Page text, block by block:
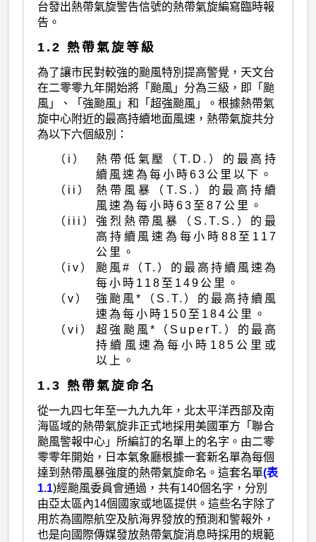
台發出熱帶氣旋警告信號的熱帶氣旋編寫臨時報
告。
1.2 熱帶氣旋等級
為了讓市民對較強的颱風特別提高警覺，天文台
在二零零九年開始將「颱風」分為三級，即「颱
風」、「強颱風」和「超強颱風」。根據熱帶氣
旋中心附近的最高持續地面風速，熱帶氣旋共分
為以下六個級別：
（i）
熱帶低氣壓（T.D.）的最高持
續風速為每小時63公里以下。
（ii）
熱帶風暴（T.S.）的最高持續
風速為每小時63至87公里。
（iii）強烈熱帶風暴（S.T.S.）的最
高持續風速為每小時88至117
公里。
（iv）
颱風#（T.）的最高持續風速為
每小時118至149公里。
（v）
強颱風*（S.T.）的最高持續風
速為每小時150至184公里。
（vi）
超強颱風*（SuperT.）的最高
持續風速為每小時185公里或
以上。
1.3 熱帶氣旋命名
從一九四七年至一九九九年，北太平洋西部及南
海區域的熱帶氣旋非正式地採用美國軍方「聯合
颱風警報中心」所編訂的名單上的名字。由二零
零零年開始，日本氣象廳根據一套新名單為每個
達到熱帶風暴強度的熱帶氣旋命名。這套名單(表
1.1)經颱風委員會通過，共有140個名字，分別
由亞太區內14個國家或地區提供。這些名字除了
用於為國際航空及航海界發放的預測和警報外，
也是向國際傳媒發放熱帶氣旋消息時採用的規範